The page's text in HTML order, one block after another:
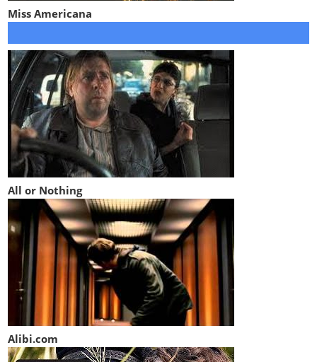
Miss Americana
All or Nothing
Alibi.com